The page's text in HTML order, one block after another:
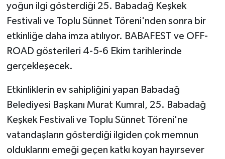
yoğun ilgi gösterdiği 25. Babadağ Keşkek
Festivali ve Toplu Sünnet Töreni'nden sonra bir
etkinliğe daha imza atılıyor. BABAFEST ve OFF-
ROAD gösterileri 4-5-6 Ekim tarihlerinde
gerçekleşecek.
Etkinliklerin ev sahipliğini yapan Babadağ
Belediyesi Başkanı Murat Kumral, 25. Babadağ
Keşkek Festivali ve Toplu Sünnet Töreni'ne
vatandaşların gösterdiği ilgiden çok memnun
olduklarını emeği geçen katkı koyan hayırsever